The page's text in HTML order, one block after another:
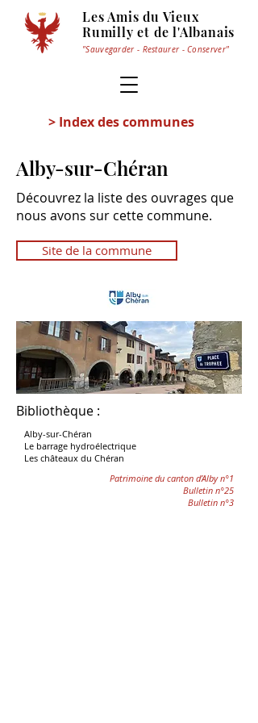
Les Amis du Vieux
Rumilly et de l'Albanais
"Sauvegarder - Restaurer - Conserver"
> Index des communes
Alby-sur-Chéran
Découvrez la liste des ouvrages que
nous avons sur cette commune.
Site de la commune
Bibliothèque :
Alby-sur-Chéran
Le barrage hydroélectrique
Les châteaux du Chéran
Patrimoine du canton d’Alby n°1
Bulletin n°25
Bulletin n°3